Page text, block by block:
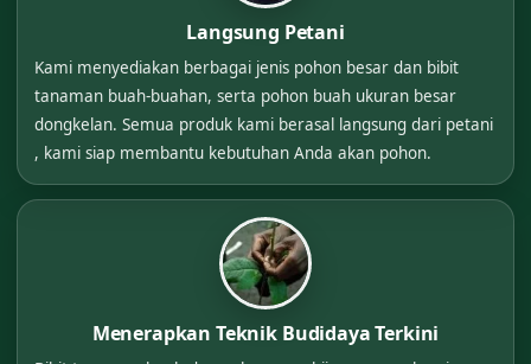
Langsung Petani
Kami menyediakan berbagai jenis pohon besar dan bibit
tanaman buah-buahan, serta pohon buah ukuran besar
dongkelan. Semua produk kami berasal langsung dari petani
, kami siap membantu kebutuhan Anda akan pohon.
Menerapkan Teknik Budidaya Terkini